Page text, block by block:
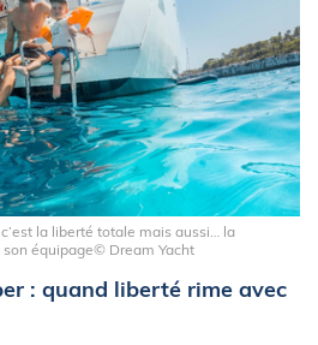
la liberté totale mais aussi… la
équipage© Dream Yacht
: quand liberté rime avec